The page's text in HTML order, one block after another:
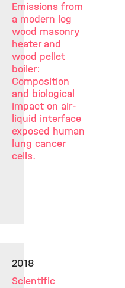
Emissions from
a modern log
wood masonry
heater and
wood pellet
boiler:
Composition
and biological
impact on air-
liquid interface
exposed human
lung cancer
cells.
2018
Scientific